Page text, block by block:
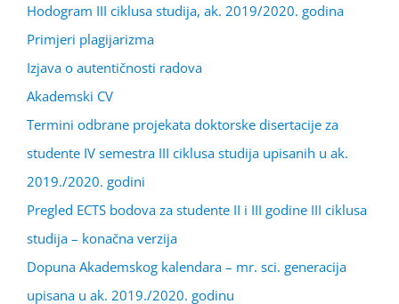
Hodogram III ciklusa studija, ak. 2019/2020. godina
Primjeri plagijarizma
Izjava o autentičnosti radova
Akademski CV
Termini odbrane projekata doktorske disertacije za
studente IV semestra III ciklusa studija upisanih u ak.
2019./2020. godini
Pregled ECTS bodova za studente II i III godine III ciklusa
studija – konačna verzija
Dopuna Akademskog kalendara – mr. sci. generacija
upisana u ak. 2019./2020. godinu